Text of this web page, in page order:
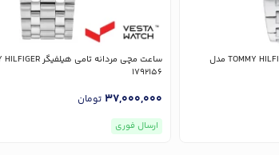
ساعت مچی مردانه تامی هیلفیگر TOMMY HILFIGER مدل
1792156
37,000,000 تومان
ارسال فوری